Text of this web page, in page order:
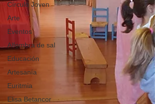
Círculo Joven
Arte
Eventos
Alfombra de sal
Educación
Artesanía
Euritmia
Elisa Betancor